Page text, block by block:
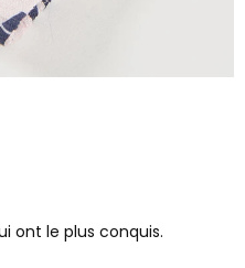
ont le plus conquis.